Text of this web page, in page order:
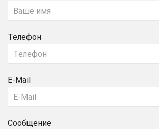
Телефон
E-Mail
Сообщение